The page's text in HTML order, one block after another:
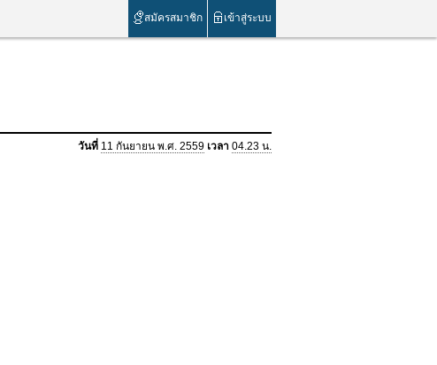
สมัครสมาชิก เข้าสู่ระบบ
วันที่ 11 กันยายน พ.ศ. 2559 เวลา 04.23 น.